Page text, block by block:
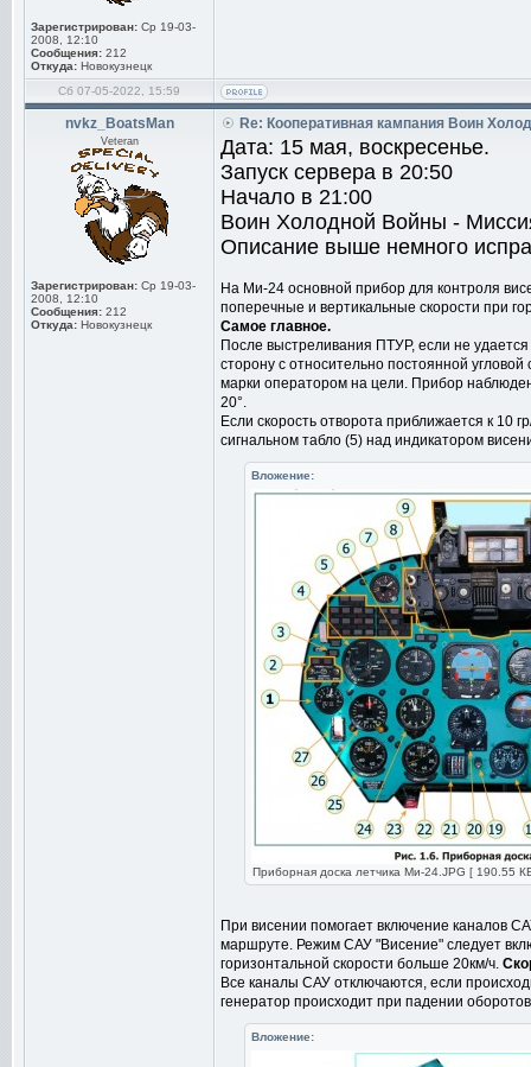
Зарегистрирован: Ср 19-03-
2008, 12:10
Сообщения: 212
Откуда: Новокузнецк
Сб 07-05-2022, 15:59
nvkz_BoatsMan
Veteran
Зарегистрирован: Ср 19-03-
2008, 12:10
Сообщения: 212
Откуда: Новокузнецк
Re: Кооперативная кампания Воин
Дата: 15 мая, воскресенье.
Запуск сервера в 20:50
Начало в 21:00
Воин Холодной Войны -
Описание выше немного
На Ми-24 основной прибор для контроля
поперечные и вертикальные скорости при
Самое главное.
После выстреливания ПТУР, если не
сторону с относительно постоянной
марки оператором на цели. Прибор
20°.
Если скорость отворота приближается к
сигнальном табло (5) над индикатором
Вложение:
Приборная доска летчика Ми-24.JPG [ 190.55
При висении помогает включение каналов
маршруте. Режим САУ "Висение" следует
горизонтальной скорости больше 20км/ч.
Все каналы САУ отключаются, если
генератор происходит при падении
Вложение: